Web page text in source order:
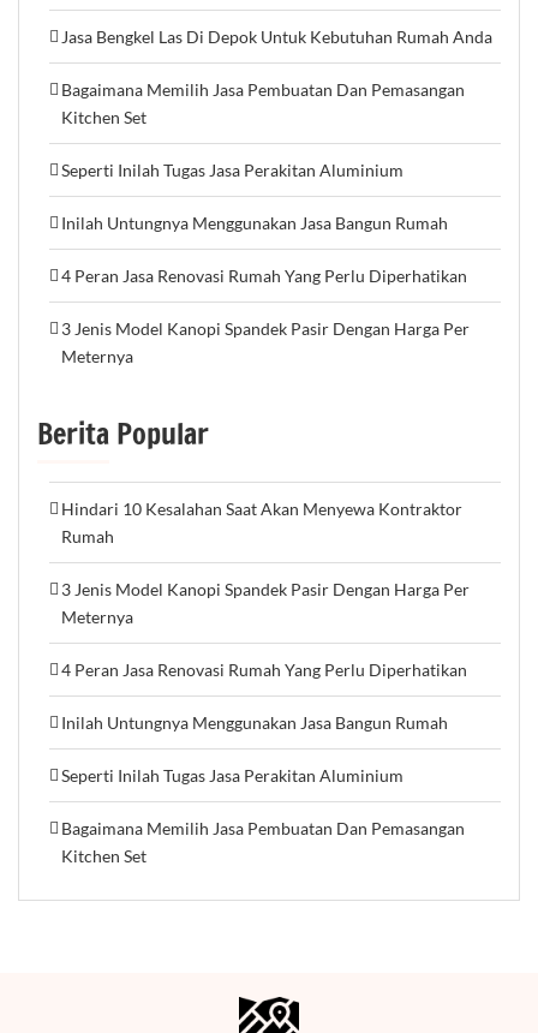
Jasa Bengkel Las Di Depok Untuk Kebutuhan Rumah Anda
Bagaimana Memilih Jasa Pembuatan Dan Pemasangan
Kitchen Set
Seperti Inilah Tugas Jasa Perakitan Aluminium
Inilah Untungnya Menggunakan Jasa Bangun Rumah
4 Peran Jasa Renovasi Rumah Yang Perlu Diperhatikan
3 Jenis Model Kanopi Spandek Pasir Dengan Harga Per
Meternya
Berita Popular
Hindari 10 Kesalahan Saat Akan Menyewa Kontraktor
Rumah
3 Jenis Model Kanopi Spandek Pasir Dengan Harga Per
Meternya
4 Peran Jasa Renovasi Rumah Yang Perlu Diperhatikan
Inilah Untungnya Menggunakan Jasa Bangun Rumah
Seperti Inilah Tugas Jasa Perakitan Aluminium
Bagaimana Memilih Jasa Pembuatan Dan Pemasangan
Kitchen Set